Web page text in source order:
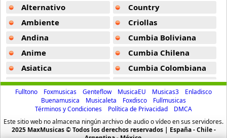
Matheus Fernandes
Michel Telo
48 músicas online
Morde E Assopra
16 músicas online
Munhoz E Mariano
21 músicas online
Piracao -Paula Fernandes
Quero Sim -Paula Fernandes
Complicado Demais -
Paula Fernandes
Menino Bonito -Paula Fernandes
Sem Voce -Paula Fernandes
Jeito De Mato -Paula Fernandes
Alternativo
Ambiente
Andina
Anime
Asiatica
Atevip
Bachatas
Baladas
Baladas De Oro
Country
Criollas
Cumbia Boliviana
Cumbia Chilena
Cumbia Colombiana
Cumbia Ecuatoriana
Cumbia Mexicana
Cumbia Pop
Cumbia Surena
Fulltono Foxmusicas Genteflow MusicaEU Musicas3
Enladisco
Buenamusica
Musicaleta Foxdisco
Fullmusicas
Términos y Condiciones
Política de Privacidad
DMCA
Este sitio web no almacena ningún archivo de audio o vídeo en sus servidores.
2025 MaxMusicas © Todos los derechos reservados | España - Chile -